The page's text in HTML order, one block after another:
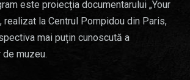
este proiecția documentarului „Your
realizat la Centrul Pompidou din Paris,
mai puțin cunoscută a
muzeu.